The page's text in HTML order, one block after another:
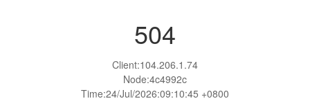
504
Client:104.206.1.74
Node:4c4992c
Time:24/Jul/2026:09:10:45 +0800